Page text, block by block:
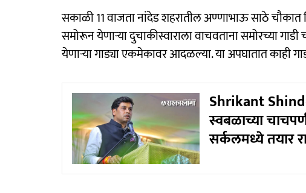
सकाळी 11 वाजता नांदेड शहरातील अण्णाभाऊ साठे चौकात
समोरून येणाऱ्या दुचाकीस्वाराला वाचवताना समोरच्या
येणाऱ्या गाड्या एकमेकावर आदळल्या. या अपघातात काही
Shrikant Shinde
स्वबळाच्या
सर्कलमध्ये तयार